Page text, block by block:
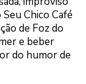
Chico Café
de Foz do
e beber
do humor de